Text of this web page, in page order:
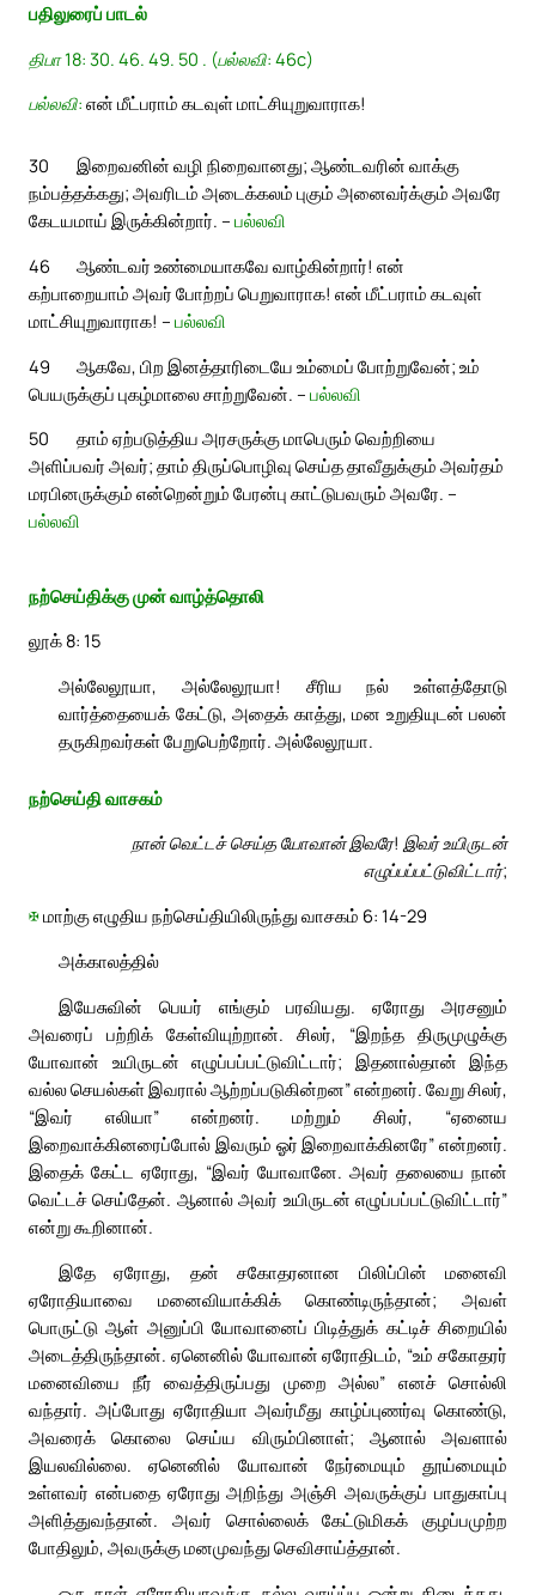
பதிலுரைப் பாடல்
திபா 18: 30. 46. 49. 50 . (பல்லவி: 46c)
பல்லவி: என் மீட்பராம் கடவுள் மாட்சியுறுவாராக!
30
இறைவனின் வழி நிறைவானது; ஆண்டவரின் வாக்கு
நம்பத்தக்கது; அவரிடம் அடைக்கலம் புகும் அனைவர்க்கும் அவரே
கேடயமாய் இருக்கின்றார். – பல்லவி
46
ஆண்டவர் உண்மையாகவே வாழ்கின்றார்! என்
கற்பாறையாம் அவர் போற்றப் பெறுவாராக! என் மீட்பராம் கடவுள்
மாட்சியுறுவாராக! – பல்லவி
49
ஆகவே, பிற இனத்தாரிடையே உம்மைப் போற்றுவேன்; உம்
பெயருக்குப் புகழ்மாலை சாற்றுவேன். – பல்லவி
50
தாம் ஏற்படுத்திய அரசருக்கு மாபெரும் வெற்றியை
அளிப்பவர் அவர்; தாம் திருப்பொழிவு செய்த தாவீதுக்கும் அவர்தம்
மரபினருக்கும் என்றென்றும் பேரன்பு காட்டுபவரும் அவரே. –
பல்லவி
நற்செய்திக்கு முன் வாழ்த்தொலி
லூக் 8: 15
அல்லேலூயா, அல்லேலூயா! சீரிய நல் உள்ளத்தோடு
வார்த்தையைக் கேட்டு, அதைக் காத்து, மன உறுதியுடன் பலன்
தருகிறவர்கள் பேறுபெற்றோர். அல்லேலூயா.
நற்செய்தி வாசகம்
நான் வெட்டச் செய்த யோவான் இவரே! இவர் உயிருடன்
எழுப்பப்பட்டுவிட்டார்;
✠மாற்கு எழுதிய நற்செய்தியிலிருந்து வாசகம் 6: 14-29
அக்காலத்தில்
இயேசுவின் பெயர் எங்கும் பரவியது. ஏரோது அரசனும்
அவரைப் பற்றிக் கேள்வியுற்றான். சிலர், “இறந்த திருமுழுக்கு
யோவான் உயிருடன் எழுப்பப்பட்டுவிட்டார்; இதனால்தான் இந்த
வல்ல செயல்கள் இவரால் ஆற்றப்படுகின்றன” என்றனர். வேறு சிலர்,
“இவர் எலியா” என்றனர். மற்றும் சிலர், “ஏனைய
இறைவாக்கினரைப்போல் இவரும் ஓர் இறைவாக்கினரே” என்றனர்.
இதைக் கேட்ட ஏரோது, “இவர் யோவானே. அவர் தலையை நான்
வெட்டச் செய்தேன். ஆனால் அவர் உயிருடன் எழுப்பப்பட்டுவிட்டார்”
என்று கூறினான்.
இதே ஏரோது, தன் சகோதரனான பிலிப்பின் மனைவி
ஏரோதியாவை மனைவியாக்கிக் கொண்டிருந்தான்; அவள்
பொருட்டு ஆள் அனுப்பி யோவானைப் பிடித்துக் கட்டிச் சிறையில்
அடைத்திருந்தான். ஏனெனில் யோவான் ஏரோதிடம், “உம் சகோதரர்
மனைவியை நீர் வைத்திருப்பது முறை அல்ல” எனச் சொல்லி
வந்தார். அப்போது ஏரோதியா அவர்மீது காழ்ப்புணர்வு கொண்டு,
அவரைக் கொலை செய்ய விரும்பினாள்; ஆனால் அவளால்
இயலவில்லை. ஏனெனில் யோவான் நேர்மையும் தூய்மையும்
உள்ளவர் என்பதை ஏரோது அறிந்து அஞ்சி அவருக்குப் பாதுகாப்பு
அளித்துவந்தான். அவர் சொல்லைக் கேட்டுமிகக் குழப்பமுற்ற
போதிலும், அவருக்கு மனமுவந்து செவிசாய்த்தான்.